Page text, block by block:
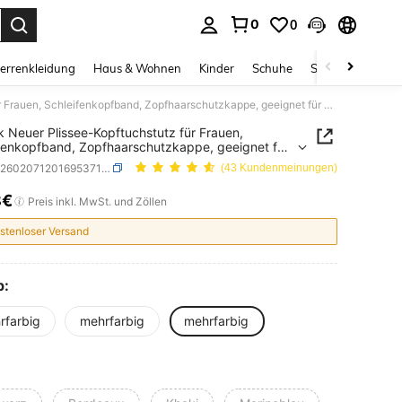
0 0
Haus & Wohnen Kinder Schuhe Schmuck &
1 Stück Neuer Plissee-Kopftuchstutz für Frauen, Schleifenkopfband, Zopfhaarschutzkappe, geeignet für den täglichen Gebrauch, Sommer, Strand, Urlaub, Reisen
Neuer Plissee-Kopftuchstutz für Frauen,
Zopfhaarschutzkappe, geeignet für
Gebrauch, Sommer, Strand, Urlaub, Reisen
SKU: sc260207120169537121784 (43 Kundenmeinungen)
AND AVAILABILITY
Preis inkl. MwSt. und Zöllen
Versand
mehrfarbig mehrfarbig